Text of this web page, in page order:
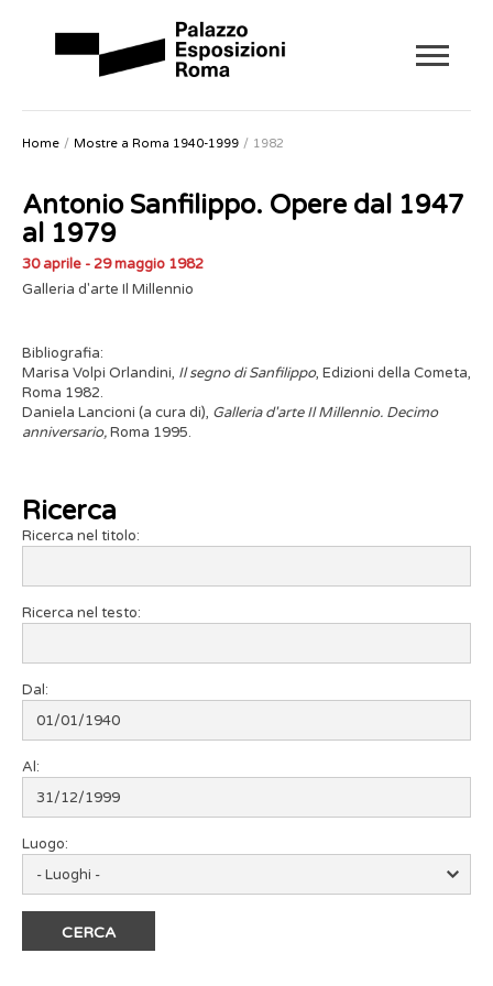
Home Mostre a Roma 1940-1999 1982
Antonio Sanfilippo. Opere dal 1947
al 1979
30 aprile - 29 maggio 1982
Galleria d'arte Il Millennio
Bibliografia:
Marisa Volpi Orlandini, Il segno di Sanfilippo, Edizioni della Cometa,
Roma 1982.
Daniela Lancioni (a cura di), Galleria d'arte Il Millennio. Decimo
anniversario,Roma 1995.
Ricerca
Ricerca nel titolo:
Ricerca nel testo:
Dal:
Al:
Luogo: